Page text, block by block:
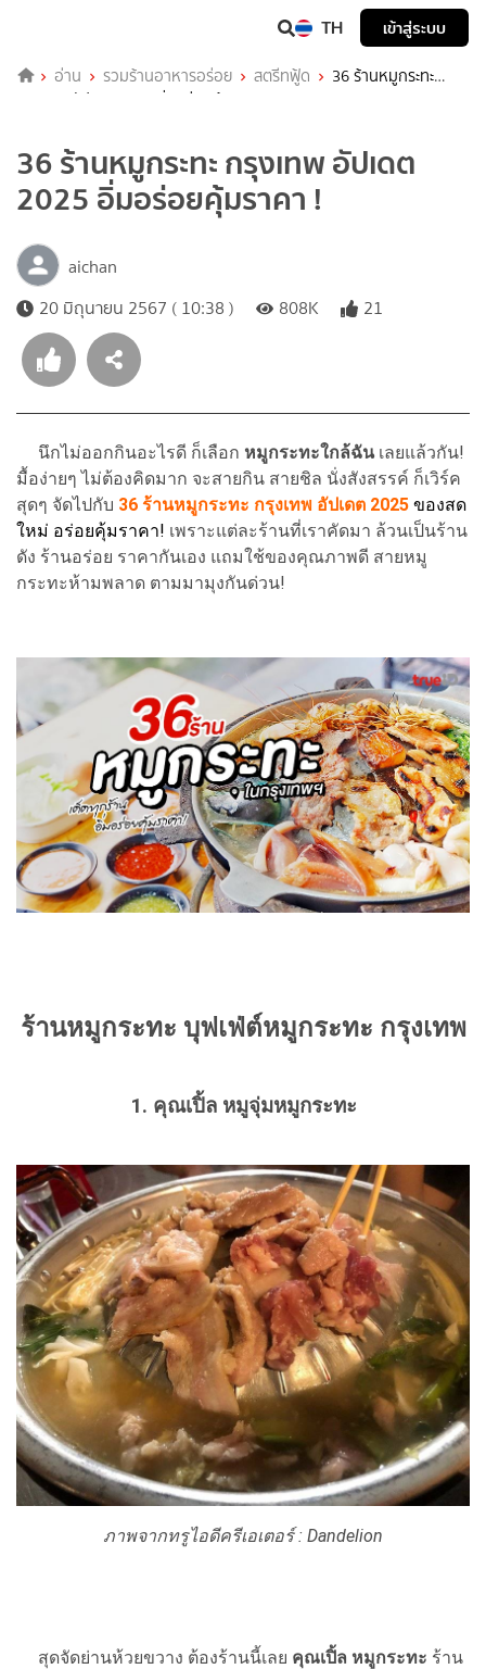
TH เข้าสู่ระบบ
อ่าน รวมร้านอาหารอร่อย สตรีทฟู้ด
36 ร้านหมูกระทะ
กรุงเทพ อัปเดต 2025 อิ่มอร่อยคุ้มราคา !
36 ร้านหมูกระทะ กรุงเทพ อัปเดต
2025 อิ่มอร่อยคุ้มราคา !
aichan
20 มิถุนายน 2567 ( 10:38 )
808K 21
นึกไม่ออกกินอะไรดี ก็เลือก หมูกระทะใกล้ฉันเลยแล้วกัน!
มื้อง่ายๆ ไม่ต้องคิดมาก จะสายกิน สายชิล นั่งสังสรรค์ ก็เวิร์ค
สุดๆ จัดไปกับ 36 ร้านหมูกระทะ กรุงเทพ อัปเดต 2025 ของสด
ใหม่ อร่อยคุ้มราคา! เพราะแต่ละร้านที่เราคัดมา ล้วนเป็นร้าน
ดัง ร้านอร่อย ราคากันเอง แถมใช้ของคุณภาพดี สายหมู
กระทะห้ามพลาด ตามมามุงกันด่วน!
ร้านหมูกระทะ บุฟเฟ่ต์หมูกระทะ กรุงเทพ
1. คุณเปิ้ล หมูจุ่มหมูกระทะ
ภาพจากทรูไอดีครีเอเตอร์ : Dandelion
สุดจัดย่านห้วยขวาง ต้องร้านนี้เลย คุณเปิ้ล หมูกระทะ ร้าน